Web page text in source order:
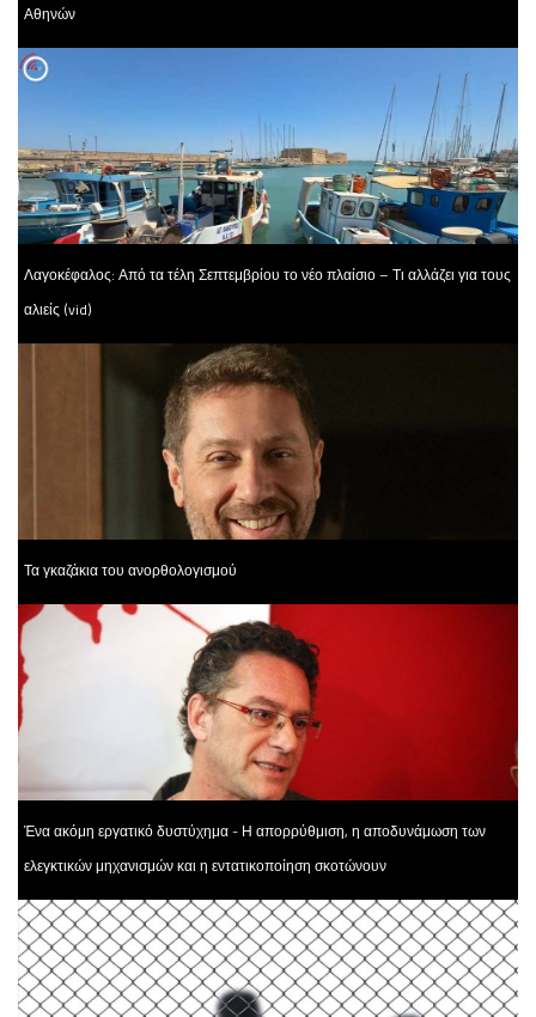
Αθηνών
Λαγοκέφαλος: Από τα τέλη Σεπτεμβρίου το νέο πλαίσιο – Τι αλλάζει για τους
αλιείς (vid)
Τα γκαζάκια του ανορθολογισμού
Ένα ακόμη εργατικό δυστύχημα - Η απορρύθμιση, η αποδυνάμωση των
ελεγκτικών μηχανισμών και η εντατικοποίηση σκοτώνουν